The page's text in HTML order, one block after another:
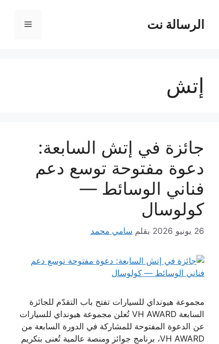
المحتوىالرسالة نت القائمة
إتش
جائزة في إتش السابعة:
دعوة مفتوحة توسع دعم
فناني الوسائط —
كولوسال
26 يونيو 2026 بقلم سامي محمد
مجموعة هيونداي للسيارات تفتح باب التقدّم للجائزة
السابعة VH AWARD تُعلن مجموعة هيونداي للسيارات
عن الدعوة المفتوحة للمشاركة في الدورة السابعة من
VH AWARD، برنامج جوائز ومنصة عالمية تُعنى بتكريم